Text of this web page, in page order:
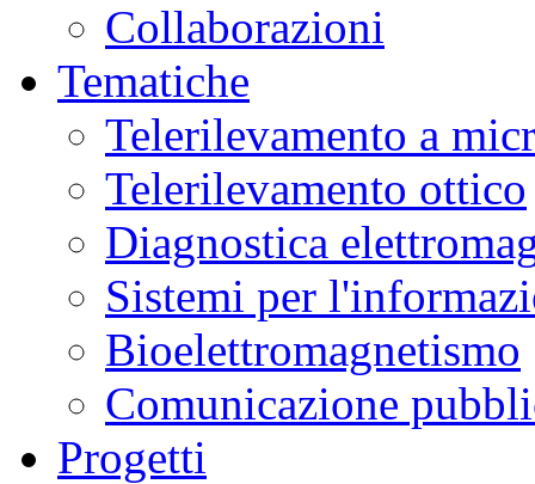
Collaborazioni
Tematiche
Telerilevamento a
Telerilevamento ottico
Diagnostica
Sistemi per
Bioelettromagnetismo
Comunicazione
Progetti